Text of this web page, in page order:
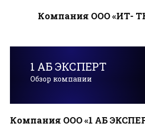
Компания ООО «ИТ-
1 АБ ЭКСПЕРТ
Обзор компании
Компания ООО «1 АБ